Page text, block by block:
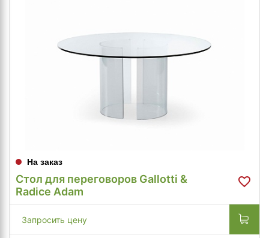
На заказ
Стол для переговоров Gallotti &
Radice Adam
Запросить цену